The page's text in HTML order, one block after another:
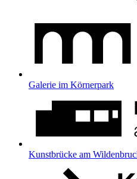
Galerie im Körnerpark
Kunstbrücke am